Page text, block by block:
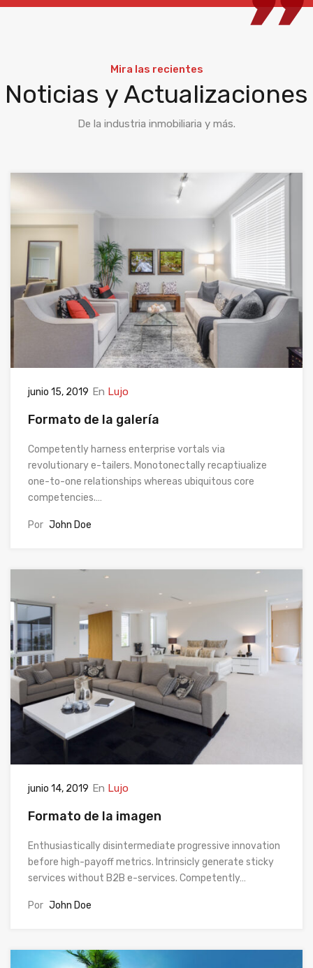
Mira las recientes
Noticias y Actualizaciones
De la industria inmobiliaria y más.
junio 15, 2019 En Lujo
Formato de la galería
Competently harness enterprise vortals via
revolutionary e-tailers. Monotonectally recaptiualize
one-to-one relationships whereas ubiquitous core
competencies.…
Por John Doe
junio 14, 2019 En Lujo
Formato de la imagen
Enthusiastically disintermediate progressive innovation
before high-payoff metrics. Intrinsicly generate sticky
services without B2B e-services. Competently…
Por John Doe